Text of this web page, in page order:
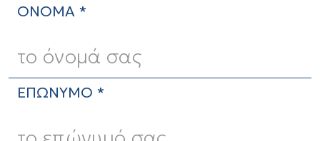
ΟΝΟΜΑ *
ΕΠΩΝΥΜΟ *